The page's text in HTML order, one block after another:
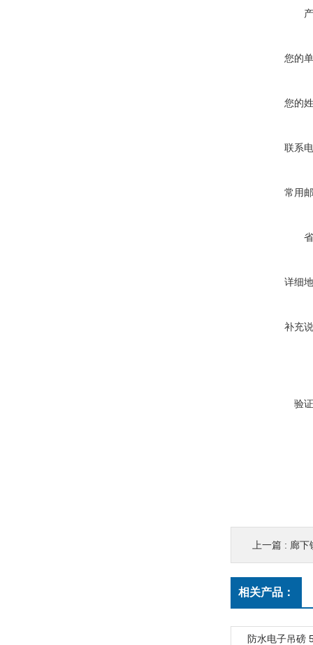
您的
您的
联系
常用
详细
补充
验
上一篇 : 廊下
相关产品：
防水电子吊磅